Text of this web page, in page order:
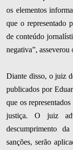
os elementos
que o representado
de conteúdo
negativa”, asseverou
Diante disso, o juiz
publicados por
que os
justiça. O juiz
descumprimento
sanções, serão